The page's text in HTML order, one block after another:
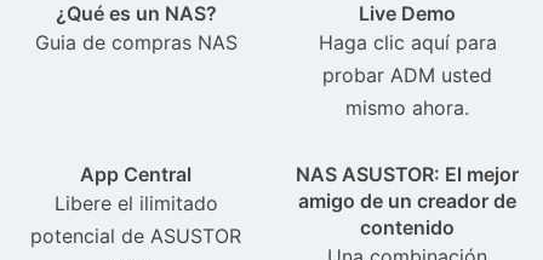
¿Qué es un NAS?
Guia de compras NAS
Live Demo
Haga clic aquí para
probar ADM usted
mismo ahora.
App Central
Libere el ilimitado
potencial de ASUSTOR
NAS ASUSTOR: El mejor
amigo de un creador de
contenido